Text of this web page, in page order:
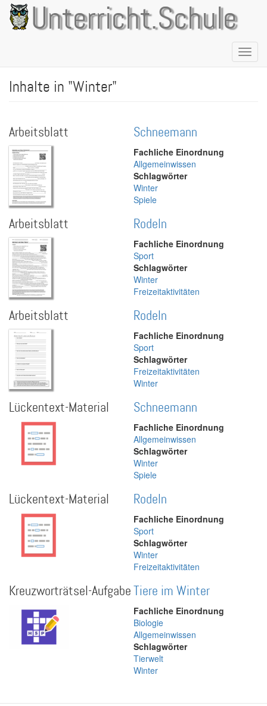
Direkt
zum
Inhalt
Unterricht.Schule
Inhalte in "Winter"
Arbeitsblatt Schneemann
Fachliche Einordnung
Allgemeinwissen
Schlagwörter
Winter
Spiele
Arbeitsblatt Rodeln
Fachliche Einordnung
Sport
Schlagwörter
Winter
Freizeitaktivitäten
Arbeitsblatt Rodeln
Fachliche Einordnung
Sport
Schlagwörter
Freizeitaktivitäten
Winter
Lückentext-Material Schneemann
Fachliche Einordnung
Allgemeinwissen
Schlagwörter
Winter
Spiele
Lückentext-Material Rodeln
Fachliche Einordnung
Sport
Schlagwörter
Winter
Freizeitaktivitäten
Kreuzworträtsel-AufgabeTiere im Winter
Fachliche Einordnung
Biologie
Allgemeinwissen
Schlagwörter
Tierwelt
Winter